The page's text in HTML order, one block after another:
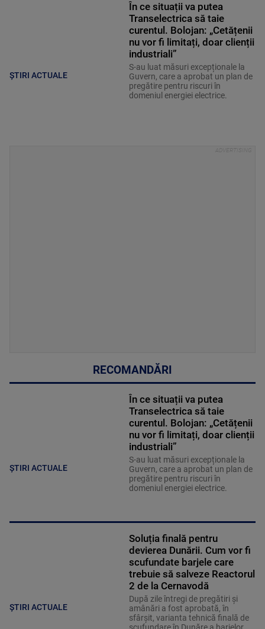
ȘTIRI ACTUALE
În ce situații va putea
Transelectrica să taie
curentul. Bolojan: „Cetățenii
nu vor fi limitați, doar clienții
industriali”
S-au luat măsuri excepționale la
Guvern, care a aprobat un plan de
pregătire pentru riscuri în
domeniul energiei electrice.
RECOMANDĂRI
ȘTIRI ACTUALE
În ce situații va putea
Transelectrica să taie
curentul. Bolojan: „Cetățenii
nu vor fi limitați, doar clienții
industriali”
S-au luat măsuri excepționale la
Guvern, care a aprobat un plan de
pregătire pentru riscuri în
domeniul energiei electrice.
ȘTIRI ACTUALE
Soluția finală pentru
devierea Dunării. Cum vor fi
scufundate barjele care
trebuie să salveze Reactorul
2 de la Cernavodă
După zile întregi de pregătiri și
amânări a fost aprobată, în
sfârșit, varianta tehnică finală de